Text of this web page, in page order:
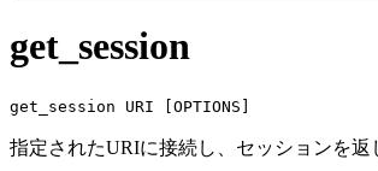
get_session
get_session URI [OPTIONS]
指定されたURIに接続し、セッションを返